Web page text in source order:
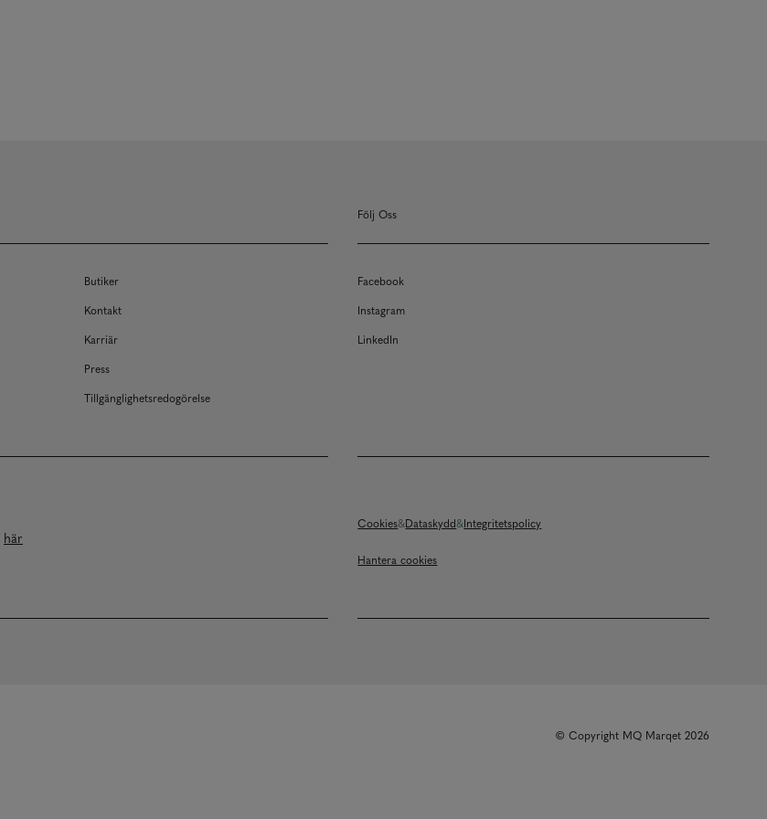
Butiker
Kontakt
Karriär
Press
Tillgänglighetsredogörelse
Följ Oss
Facebook
Instagram
LinkedIn
här
Cookies Dataskydd Integritetspolicy
Hantera cookies
© Copyright MQ Marqet 2026